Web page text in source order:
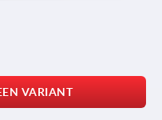
VARIANT